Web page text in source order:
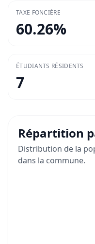
TAXE FONCIÈRE
60.26%
ÉTUDIANTS RÉSIDENTS
7
Répartition
Distribution de la
dans la commune.